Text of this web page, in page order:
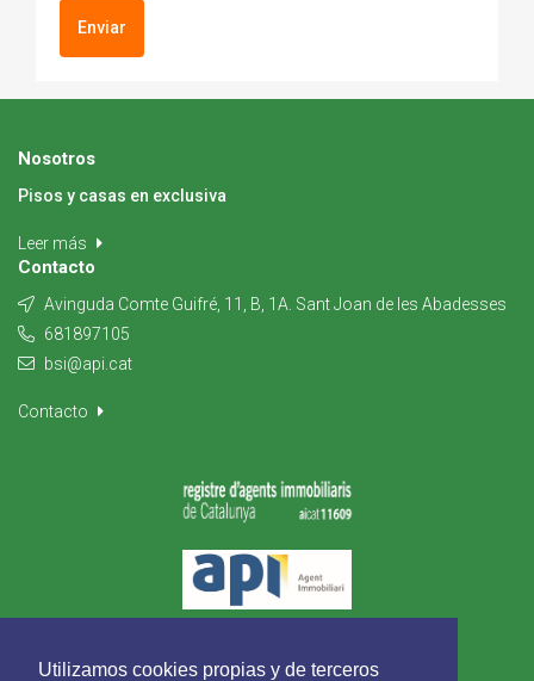
Utilizamos cookies propias y de terceros
Enviar
Nosotros
Pisos y casas en exclusiva
Leer más
Contacto
Avinguda Comte Guifré, 11, B, 1A. Sant Joan de les Abadesses
681897105
bsi@api.cat
Contacto